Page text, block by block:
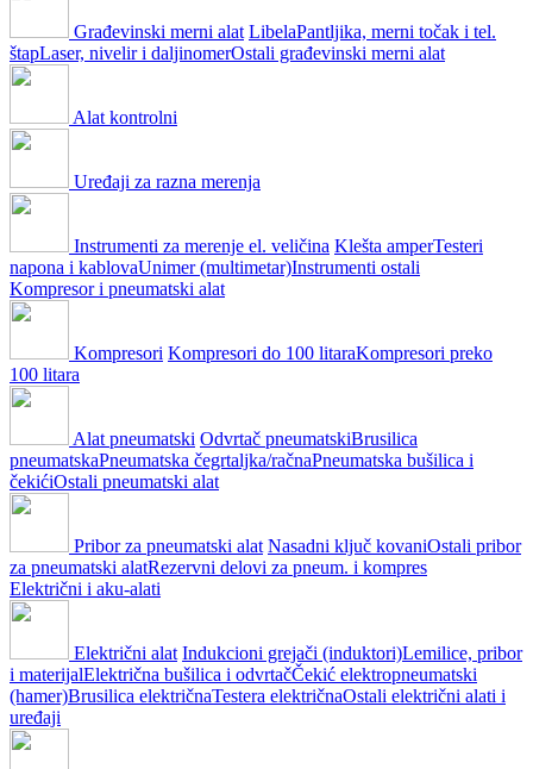
Građevinski merni alat LibelaPantljika, merni točak i tel.
štapLaser, nivelir i daljinomerOstali građevinski merni alat
Alat kontrolni
Uređaji za razna merenja
Instrumenti za merenje el. veličina Klešta amperTesteri
napona i kablovaUnimer (multimetar)Instrumenti ostali
Kompresor i pneumatski alat
Kompresori Kompresori do 100 litaraKompresori preko
100 litara
Alat pneumatski Odvrtač pneumatskiBrusilica
pneumatskaPneumatska čegrtaljka/račnaPneumatska bušilica i
čekićiOstali pneumatski alat
Pribor za pneumatski alat Nasadni ključ kovaniOstali pribor
za pneumatski alatRezervni delovi za pneum. i kompres
Električni i aku-alati
Električni alat Indukcioni grejači (induktori)Lemilice, pribor
i materijalElektrična bušilica i odvrtačČekić elektropneumatski
(hamer)Brusilica električnaTestera električnaOstali električni alati i
uređaji